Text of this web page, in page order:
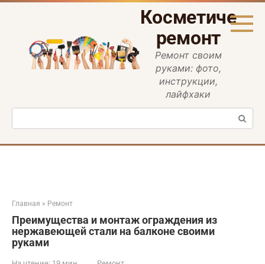
Перейти
ремонт
Ремонт своим
руками: фото,
инструкции,
лайфхаки
Поиск:
Главная » Ремонт
Преимущества и монтаж ограждения из
нержавеющей стали на балконе своими
руками